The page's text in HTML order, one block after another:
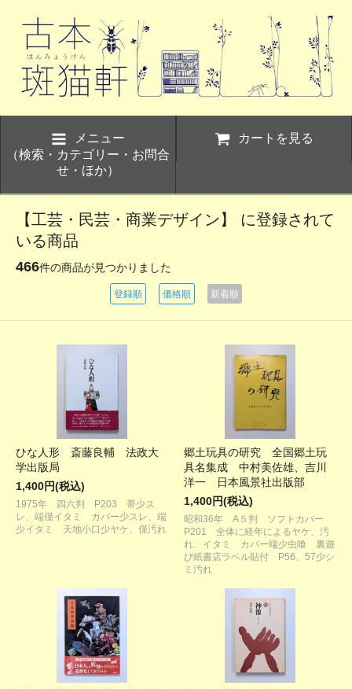
メニュー
（検索・カテゴリー・お問合
せ・ほか）
カートを見る
【工芸・民芸・商業デザイン】 に登録されて
いる商品
466件の商品が見つかりました
登録順 価格順 新着順
ひな人形 斎藤良輔 法政大
学出版局
1,400円(税込)
1975年 四六判 P203 帯少ス
レ、端僅イタミ カバー少スレ、端
少イタミ 天地小口少ヤケ、僅汚れ
郷土玩具の研究 全国郷土玩
具名集成 中村美佐雄、吉川
洋一 日本風景社出版部
1,400円(税込)
昭和36年 A５判 ソフトカバー
P201 全体に経年によるヤケ、汚
れ、イタミ カバー端少虫喰 裏遊
び紙書店ラベル貼付 P56、57少シ
ミ汚れ